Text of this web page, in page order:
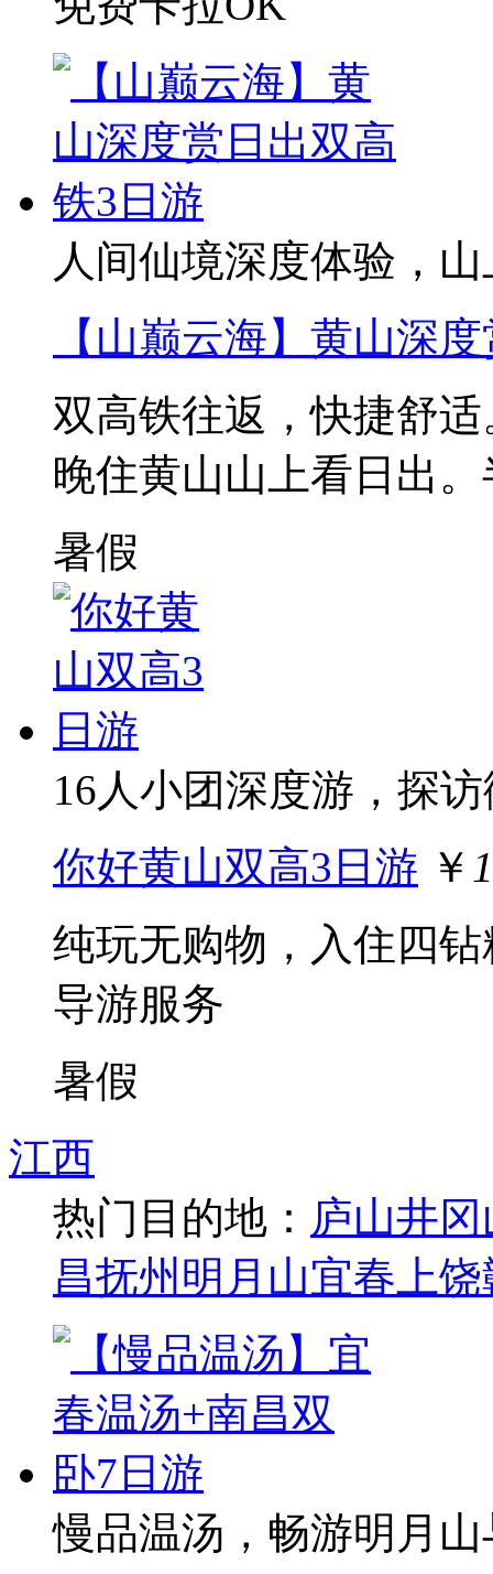
人间仙境深度体验，
【山巅云海】黄山深
双高铁往返，快捷舒
晚住黄山山上看日出
暑假
16人小团深度游，探
你好黄山双高3日游 ￥
纯玩无购物，入住四
导游服务
暑假
江西
热门目的地： 庐山井冈
昌抚州 明月山宜春 上饶
慢品温汤，畅游明月